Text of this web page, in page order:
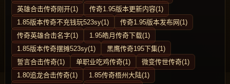
英雄合击传奇刚开(1)
传奇1.95版本更新内容(1)
1.85版本传奇不充钱玩523sy(1)
传奇1.95版本发布网(1)
传奇英雄合击名字(1)
1.95皓月传奇下载(1)
1.85版本传奇摆摊523sy(1)
黑鹰传奇195下集(1)
誓言合击传奇(1)
单职业吃鸡传奇(1)
微变传世传奇(1)
1.80追龙合击传奇(1)
1.85传奇梧州大陆(1)